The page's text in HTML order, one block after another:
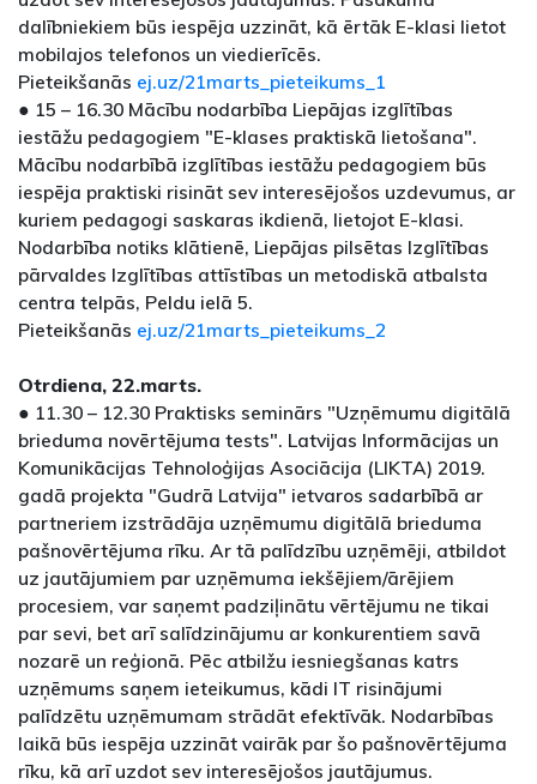
dalībniekiem būs iespēja uzzināt, kā ērtāk E-klasi lietot
mobilajos telefonos un viedierīcēs.
Pieteikšanās ej.uz/21marts_pieteikums_1
● 15 – 16.30 Mācību nodarbība Liepājas izglītības
iestāžu pedagogiem "E-klases praktiskā lietošana".
Mācību nodarbībā izglītības iestāžu pedagogiem būs
iespēja praktiski risināt sev interesējošos uzdevumus, ar
kuriem pedagogi saskaras ikdienā, lietojot E-klasi.
Nodarbība notiks klātienē, Liepājas pilsētas Izglītības
pārvaldes Izglītības attīstības un metodiskā atbalsta
centra telpās, Peldu ielā 5.
Pieteikšanās ej.uz/21marts_pieteikums_2
Otrdiena, 22.marts.
● 11.30 – 12.30 Praktisks seminārs "Uzņēmumu digitālā
brieduma novērtējuma tests". Latvijas Informācijas un
Komunikācijas Tehnoloģijas Asociācija (LIKTA) 2019.
gadā projekta "Gudrā Latvija" ietvaros sadarbībā ar
partneriem izstrādāja uzņēmumu digitālā brieduma
pašnovērtējuma rīku. Ar tā palīdzību uzņēmēji, atbildot
uz jautājumiem par uzņēmuma iekšējiem/ārējiem
procesiem, var saņemt padziļinātu vērtējumu ne tikai
par sevi, bet arī salīdzinājumu ar konkurentiem savā
nozarē un reģionā. Pēc atbilžu iesniegšanas katrs
uzņēmums saņem ieteikumus, kādi IT risinājumi
palīdzētu uzņēmumam strādāt efektīvāk. Nodarbības
laikā būs iespēja uzzināt vairāk par šo pašnovērtējuma
rīku, kā arī uzdot sev interesējošos jautājumus.